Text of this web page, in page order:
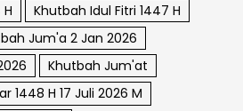
Khutbah Idul Fitri 1447 H
Jum'a 2 Jan 2026
Khutbah Jum'at
1448 H 17 Juli 2026 M